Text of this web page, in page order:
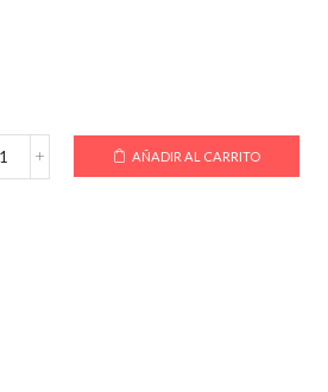
PLATO
AÑADIR AL CARRITO